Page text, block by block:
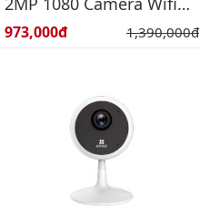
ngoài trời 2 MegaPixel
Giá bán:
973,000đ Giá gốc:
1,390,000đ